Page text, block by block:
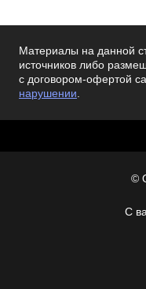
Материалы на данной
источников либо
с договором-офертой
нарушении.
©
С